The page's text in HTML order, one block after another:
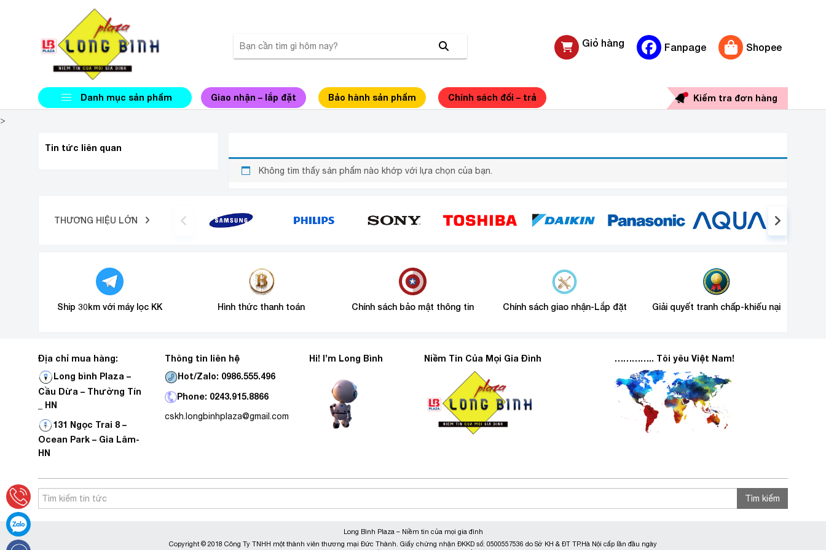
Giỏ hàng Fanpage Shopee
Danh mục sản phẩm Giao nhận – lắp đặt Bảo hành sản phẩm Chính sách đổi – trả Kiểm tra đơn hàng
>
Không tìm thấy sản phẩm nào khớp với lựa chọn của bạn.
Tin tức liên quan
THƯƠNG HIỆU LỚN
Ship 30km với máy lọc KK Hình thức thanh toán Chính sách bảo mật thông tin Chính sách giao nhận-Lắp đặt Giải quyết tranh chấp-khiếu nại
Địa chỉ mua hàng:
Long bình Plaza –
Cầu Dừa – Thường Tín
_ HN
131 Ngọc Trai 8 –
Ocean Park – Gia Lâm-
HN
Thông tin liên hệ
Hot/Zalo: 0986.555.496
Phone: 0243.915.8866
cskh.longbinhplaza@gmail.com
Hi! I’m Long Bình Niềm Tin Của Mọi Gia Đình ………….. Tôi yêu Việt Nam!
Tìm kiếm
Long Bình Plaza – Niềm tin của mọi gia đình
Copyright © 2018 Công Ty TNHH một thành viên thương mại Đức Thành. Giấy chứng nhận ĐKKD số: 0500557536 do Sở KH & ĐT TP.Hà Nội cấp lần đầu ngày